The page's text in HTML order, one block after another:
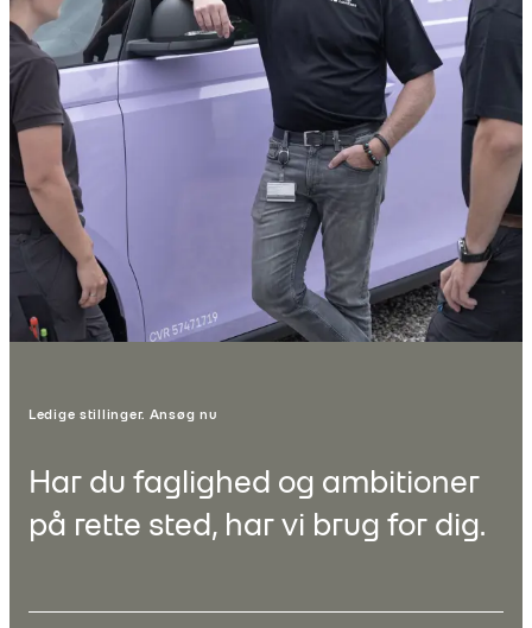
Ledige stillinger. Ansøg nu
Har du faglighed og ambitioner
på rette sted, har vi brug for dig.